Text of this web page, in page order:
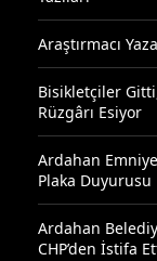
Araştırmacı
Bisikletçiler
Rüzgârı Esiyor
Ardahan
Plaka Duyurusu
Ardahan
CHP’den İstifa